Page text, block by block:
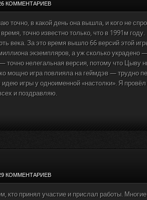
КОММЕНТАРИЕВ
точно, в какой день она вышла, и кого не
точно известно только, что в 1991м
века. За это время вышло 66 версий этой
экземпляров, а уж сколько украдено
точно нелегальная версия, потому что Цыву
мощно игра повлияла на геймдэв — трудно
игры у одноименной «настолки». Я провёл
и поздравляю.
КОММЕНТАРИЕВ
кто принял участие и прислал работы.